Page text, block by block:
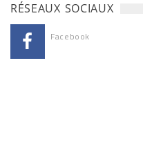
RÉSEAUX SOCIAUX
Facebook